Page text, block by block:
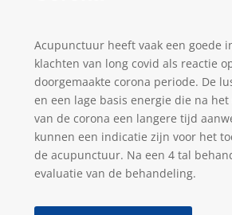
Acupunctuur heeft vaak een goede
klachten van long covid als reactie
doorgemaakte corona periode. De
en een lage basis energie die na
van de corona een langere tijd
kunnen een indicatie zijn voor het
de acupunctuur. Na een 4 tal
evaluatie van de behandeling.